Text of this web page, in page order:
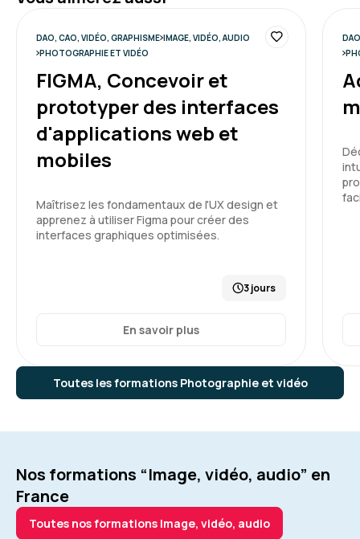
Toutes les formations Photographie et vidéo
DAO, CAO, VIDÉO, GRAPHISME IMAGE, VIDÉO, AUDIO
PHOTOGRAPHIE ET VIDÉO
FIGMA, Concevoir et
prototyper des interfaces
d'applications web et
mobiles
Maîtrisez les fondamentaux de l'UX design et
apprenez à utiliser Figma pour créer des
interfaces graphiques optimisées.
3 jours
En savoir plus
Nos formations “Image, vidéo, audio” en
France
Toutes nos formations Image, vidéo, audio